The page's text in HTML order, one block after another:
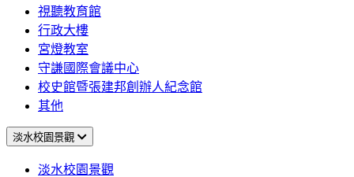
視聽教育館
行政大樓
宮燈教室
守謙國際會議中心
校史館暨張建邦創辦人紀念館
其他
淡水校園景觀
淡水校園景觀